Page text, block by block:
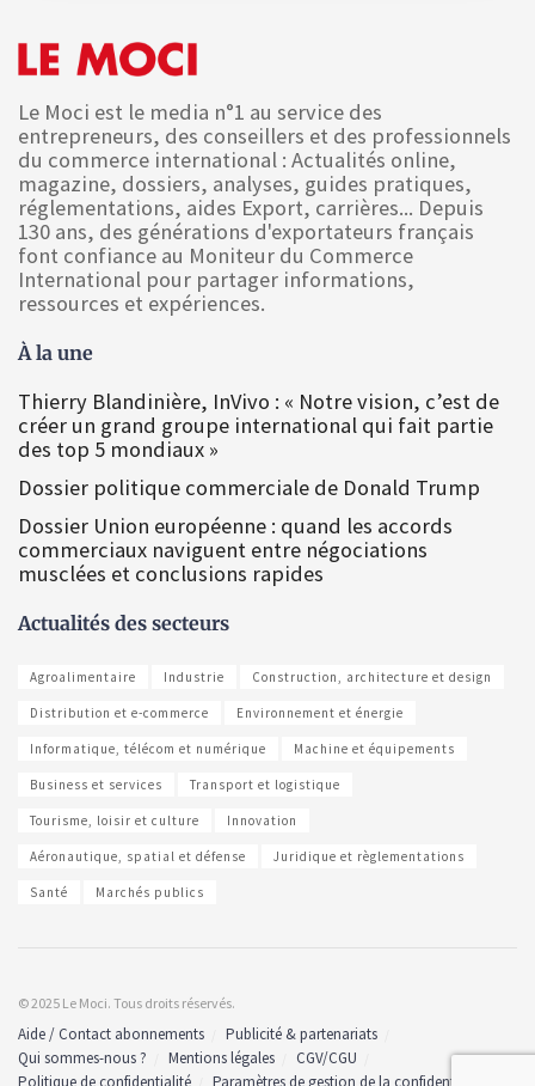
Le Moci est le media n°1 au service des
entrepreneurs, des conseillers et des professionnels
du commerce international : Actualités online,
magazine, dossiers, analyses, guides pratiques,
réglementations, aides Export, carrières... Depuis
130 ans, des générations d'exportateurs français
font confiance au Moniteur du Commerce
International pour partager informations,
ressources et expériences.
À la une
Thierry Blandinière, InVivo : « Notre vision, c’est de
créer un grand groupe international qui fait partie
des top 5 mondiaux »
Dossier politique commerciale de Donald Trump
Dossier Union européenne : quand les accords
commerciaux naviguent entre négociations
musclées et conclusions rapides
Actualités des secteurs
Agroalimentaire Industrie Construction, architecture et design
Distribution et e-commerce Environnement et énergie
Informatique, télécom et numérique Machine et équipements
Business et services Transport et logistique
Tourisme, loisir et culture Innovation
Aéronautique, spatial et défense Juridique et règlementations
Santé Marchés publics
© 2025 Le Moci. Tous droits réservés.
Aide / Contact abonnements
Publicité & partenariats
Qui sommes-nous ?
Mentions légales
CGV/CGU